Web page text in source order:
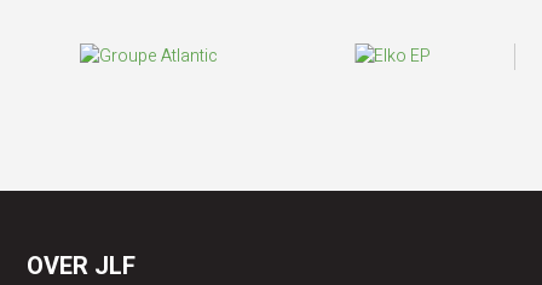
OVER JLF